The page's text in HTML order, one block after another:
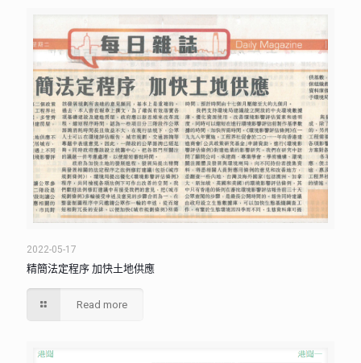
2022-05-17
精簡法定程序 加快土地供應
Read more